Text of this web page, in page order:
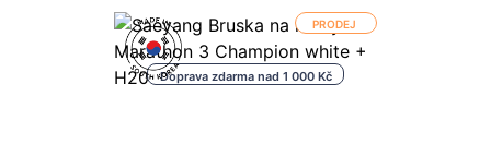
PRODEJ
Doprava zdarma nad 1 000 Kč